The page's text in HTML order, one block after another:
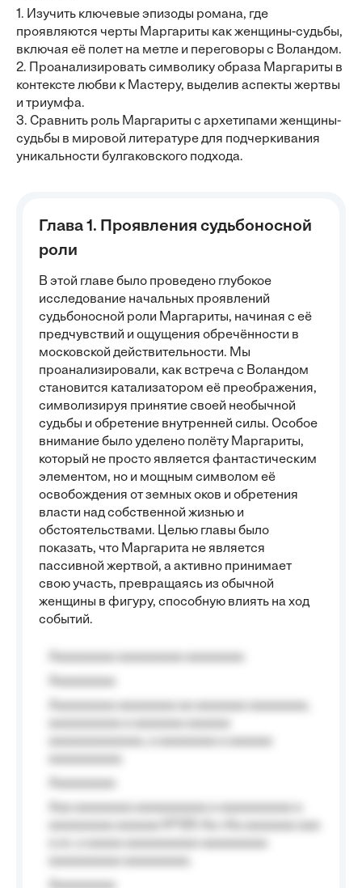
1. Изучить ключевые эпизоды романа, где
проявляются черты Маргариты как женщины-судьбы,
включая её полет на метле и переговоры с Воландом.
2. Проанализировать символику образа Маргариты в
контексте любви к Мастеру, выделив аспекты жертвы
и триумфа.
3. Сравнить роль Маргариты с архетипами женщины-
судьбы в мировой литературе для подчеркивания
уникальности булгаковского подхода.
Глава 1. Проявления судьбоносной
роли
В этой главе было проведено глубокое
исследование начальных проявлений
судьбоносной роли Маргариты, начиная с её
предчувствий и ощущения обречённости в
московской действительности. Мы
проанализировали, как встреча с Воландом
становится катализатором её преображения,
символизируя принятие своей необычной
судьбы и обретение внутренней силы. Особое
внимание было уделено полёту Маргариты,
который не просто является фантастическим
элементом, но и мощным символом её
освобождения от земных оков и обретения
власти над собственной жизнью и
обстоятельствами. Целью главы было
показать, что Маргарита не является
пассивной жертвой, а активно принимает
свою участь, превращаясь из обычной
женщины в фигуру, способную влиять на ход
событий.